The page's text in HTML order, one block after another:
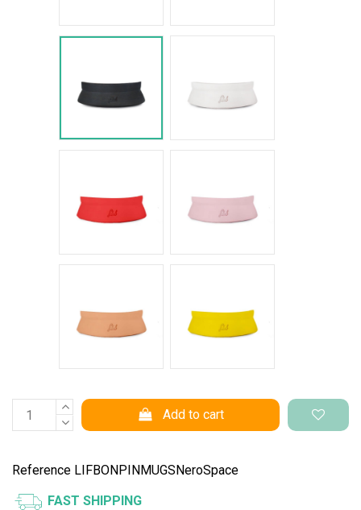
Add to cart
Reference LIFBONPINMUGSNeroSpace
FAST SHIPPING